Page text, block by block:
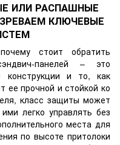
ИЛИ РАСПАШНЫЕ
КЛЮЧЕВЫЕ
стоит обратить
панелей – это
конструкции и то, как
ее прочной и стойкой ко
класс защиты может
легко управлять без
места для
по высоте притолоки